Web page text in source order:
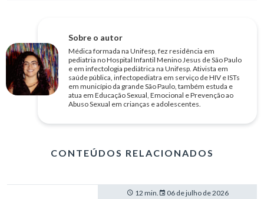
Sobre o autor
Médica formada na Unifesp, fez residência em
pediatria no Hospital Infantil Menino Jesus de São Paulo
e em infectologia pediátrica na Unifesp. Ativista em
saúde pública, infectopediatra em serviço de HIV e ISTs
em município da grande São Paulo, também estuda e
atua em Educação Sexual, Emocional e Prevenção ao
Abuso Sexual em crianças e adolescentes.
CONTEÚDOS RELACIONADOS
12 min. 06 de julho de 2026